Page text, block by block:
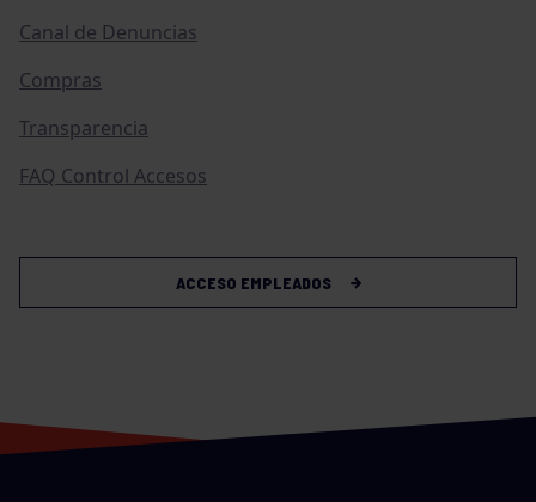
Canal de Denuncias
Compras
Transparencia
FAQ Control Accesos
ACCESO EMPLEADOS